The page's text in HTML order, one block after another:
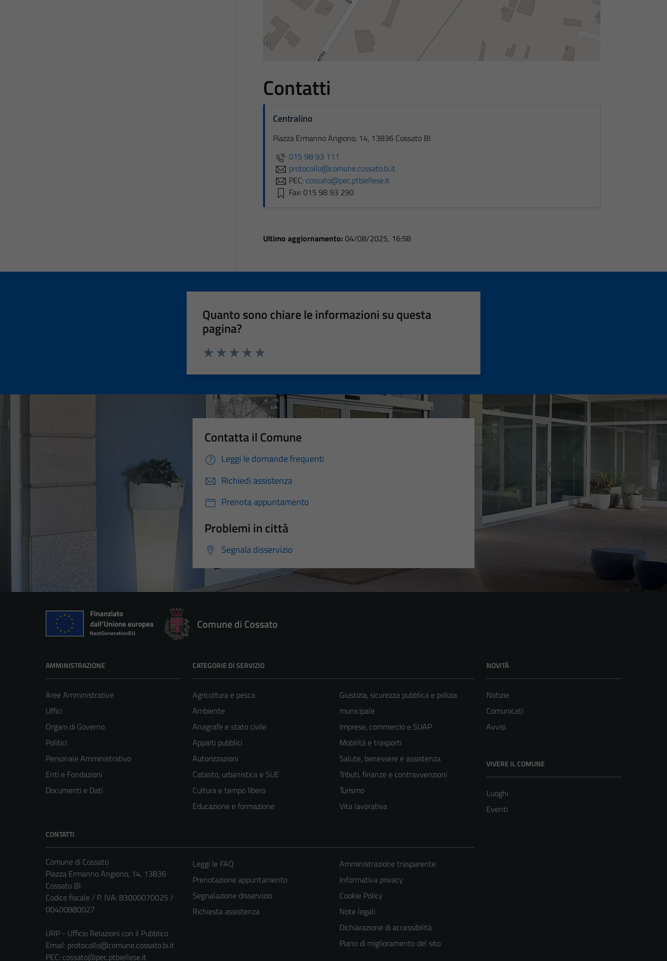
Contatti
Centralino
Piazza Ermanno Angiono, 14, 13836 Cossato BI
015 98 93 111
protocollo@comune.cossato.bi.it
PEC: cossato@pec.ptbiellese.it
Fax: 015 98 93 290
Ultimo aggiornamento: 04/08/2025, 16:58
Quanto sono chiare le informazioni su questa
pagina?
Contatta il Comune
Leggi le domande frequenti
Richiedi assistenza
Prenota appuntamento
Problemi in città
Segnala disservizio
Comune di Cossato
AMMINISTRAZIONE
Aree Amministrative
Uffici
Organi di Governo
Politici
Personale Amministrativo
Enti e Fondazioni
Documenti e Dati
CATEGORIE DI SERVIZIO
Agricoltura e pesca
Ambiente
Anagrafe e stato civile
Appalti pubblici
Autorizzazioni
Catasto, urbanistica e SUE
Cultura e tempo libero
Educazione e formazione
Giustizia, sicurezza pubblica e polizia
municipale
Imprese, commercio e SUAP
Mobilità e trasporti
Salute, benessere e assistenza
Tributi, finanze e contravvenzioni
Turismo
Vita lavorativa
NOVITÀ
Notizie
Comunicati
Avvisi
VIVERE IL COMUNE
Luoghi
Eventi
CONTATTI
Comune di Cossato
Piazza Ermanno Angiono, 14, 13836
Cossato BI
Codice fiscale / P. IVA: 83000070025 /
00400880027
URP - Ufficio Relazioni con il Pubblico
Email: protocollo@comune.cossato.bi.it
PEC: cossato@pec.ptbiellese.it
Leggi le FAQ
Prenotazione appuntamento
Segnalazione disservizio
Richiesta assistenza
Amministrazione trasparente
Informativa privacy
Cookie Policy
Note legali
Dichiarazione di accessibilità
Piano di miglioramento del sito